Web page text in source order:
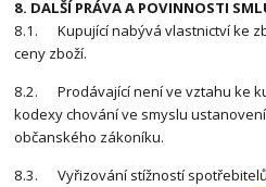
8. DALŠÍ PRÁVA A POVINNOSTI
8.1. Kupující nabývá vlastnictví ke
ceny zboží.
8.2. Prodávající není ve vztahu ke
kodexy chování ve smyslu
občanského zákoníku.
8.3. Vyřizování stížností